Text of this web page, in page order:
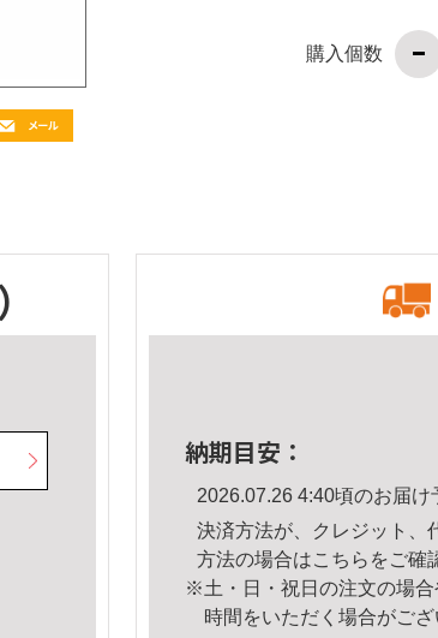
購入個数
納期目安：
2026.07.26 4:40頃のお届け
決済方法が、クレジット、
方法の場合はこちら をご確
※土・日・祝日の注文の場
時間をいただく場合がござ